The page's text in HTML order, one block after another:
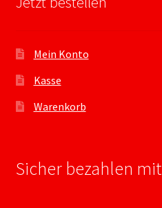
Mein Konto
Kasse
Warenkorb
Sicher bezahlen mit